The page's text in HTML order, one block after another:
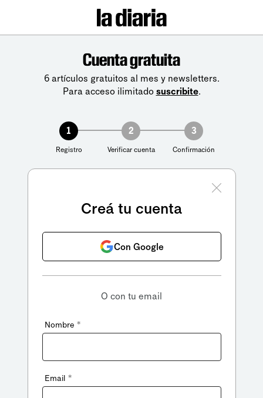
Cuenta gratuita
6 artículos gratuitos al mes y newsletters.
Para acceso ilimitado suscribite.
1
Registro
2
Verificar cuenta
3
Confirmación
Creá tu cuenta
Con Google
O con tu email
Nombre *
Email *